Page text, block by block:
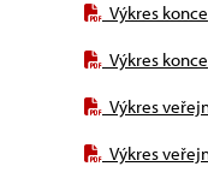
Výkres
Výkres
Výkres
Výkres